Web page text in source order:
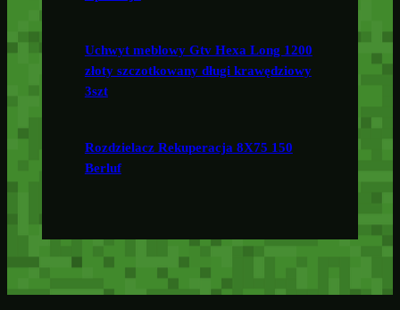
Uchwyt meblowy Gtv Hexa Long 1200
złoty szczotkowany długi krawędziowy
3szt
Rozdzielacz Rekuperacja 8X75 150
Berluf